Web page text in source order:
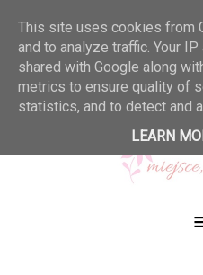
This site uses cookies from
and to analyze traffic. Your
shared with Google along
metrics to ensure quality of
statistics, and to detect and
LEARN